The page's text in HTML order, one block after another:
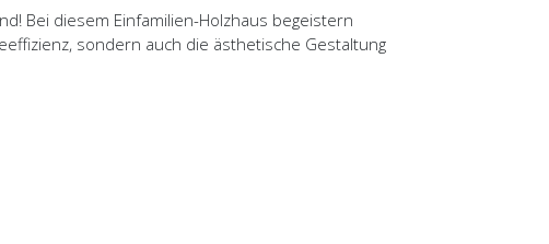
Bei diesem Einfamilien-Holzhaus begeistern
sondern auch die ästhetische Gestaltung